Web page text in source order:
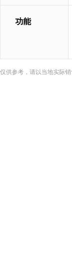
功能
仅供参考，请以当地实际